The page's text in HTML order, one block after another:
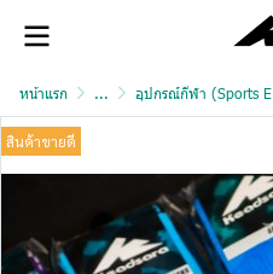
หน้าแรก ... อุปกรณ์กีฬา (Sports Equipment)
สินค้าขายดี